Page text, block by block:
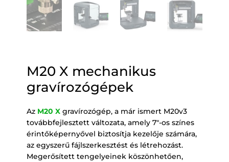
M20 X mechanikus
gravírozógépek
Az M20 Xgravírozógép, a már ismert M20v3
továbbfejlesztett változata, amely 7″-os színes
érintőképernyővel biztosítja kezelője számára,
az egyszerű fájlszerkesztést és létrehozást.
Megerősített tengelyeinek köszönhetően,